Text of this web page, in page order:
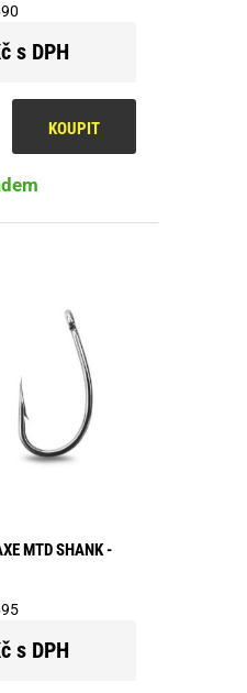
s DPH
KOUPIT
MTD SHANK -
s DPH